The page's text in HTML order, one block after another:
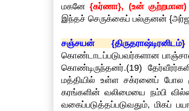
மகனே{கர்ணா}, (உன் குற்றமான)
இந்தச் செருக்கைப் பல்குனன்
சஞ்சயன் {திருதராஷ்டிரனிடம்}
கொண்டாடப்படுபவர்களான
கொண்டிருந்தனர்.(19)
மத்தியில் உள்ள சக்ரனைப் போல
கரங்களின் வலிமையை நம்பி
வகைப்படுத்தப்படுவதும், மிகப்